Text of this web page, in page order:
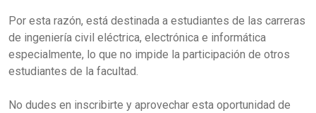
Por esta razón, está destinada a estudiantes de las carreras
de ingeniería civil eléctrica, electrónica e informática
especialmente, lo que no impide la participación de otros
estudiantes de la facultad.
No dudes en inscribirte y aprovechar esta oportunidad de